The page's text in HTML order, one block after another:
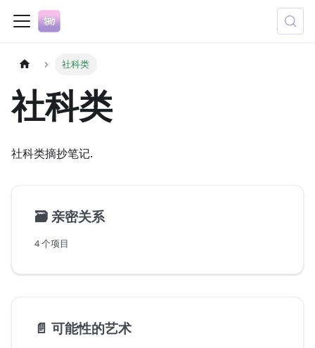
社科类
社科类
社科类摘抄笔记.
🗃️亲密关系
4 个项目
📄️ 可能性的艺术